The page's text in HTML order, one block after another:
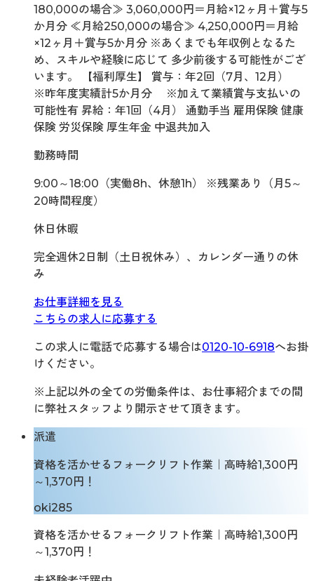
180,000の場合≫ 3,060,000円＝月給×12ヶ月＋賞与5
か月分 ≪月給250,000の場合≫ 4,250,000円＝月給
×12ヶ月＋賞与5か月分 ※あくまでも年収例となるた
め、スキルや経験に応じて 多少前後する可能性がござ
います。 【福利厚生】 賞与：年2回（7月、12月）
※昨年度実績計5か月分 ※加えて業績賞与支払いの
可能性有 昇給：年1回（4月） 通勤手当 雇用保険 健康
保険 労災保険 厚生年金 中退共加入
勤務時間
9:00～18:00（実働8h、休憩1h） ※残業あり（月5～
20時間程度）
休日休暇
完全週休2日制（土日祝休み）、カレンダー通りの休
み
お仕事詳細を見る
こちらの求人に応募する
この求人に電話で応募する場合は0120-10-6918へお掛
けください。
※上記以外の全ての労働条件は、お仕事紹介までの間
に弊社スタッフより開示させて頂きます。
派遣
資格を活かせるフォークリフト作業｜高時給1,300円
～1,370円！
oki285
資格を活かせるフォークリフト作業｜高時給1,300円
～1,370円！